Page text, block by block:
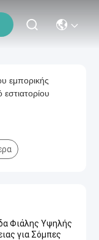
εμπορικής
εστιατορίου
Φιάλης Υψηλής
για Σόμπες